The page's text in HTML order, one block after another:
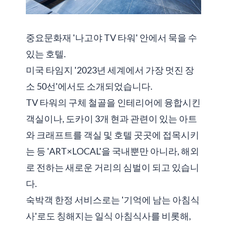
중요문화재 '나고야 TV 타워' 안에서 묵을 수
있는 호텔.
미국 타임지 '2023년 세계에서 가장 멋진 장
소 50선'에서도 소개되었습니다.
TV 타워의 구체 철골을 인테리어에 융합시킨
객실이나, 도카이 3개 현과 관련이 있는 아트
와 크래프트를 객실 및 호텔 곳곳에 접목시키
는 등 'ART×LOCAL'을 국내뿐만 아니라, 해외
로 전하는 새로운 거리의 심벌이 되고 있습니
다.
숙박객 한정 서비스로는 '기억에 남는 아침식
사'로도 칭해지는 일식 아침식사를 비롯해,